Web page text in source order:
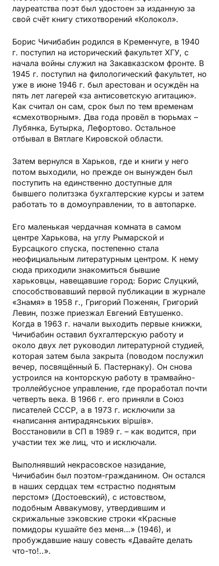
лауреатства поэт был удостоен за изданную за
свой счёт книгу стихотворений «Колокол».
Борис Чичибабин родился в Кременчуге, в 1940
г. поступил на исторический факультет ХГУ, с
начала войны служил на Закавказском фронте. В
1945 г. поступил на филологический факультет, но
уже в июне 1946 г. был арестован и осуждён на
пять лет лагерей «за антисоветскую агитацию».
Как считал он сам, срок был по тем временам
«смехотворным». Два года провёл в тюрьмах –
Лубянка, Бутырка, Лефортово. Остальное
отбывал в Вятлаге Кировской области.
Затем вернулся в Харьков, где и книги у него
потом выходили, но прежде он вынужден был
поступить на единственно доступные для
бывшего политзэка бухгалтерские курсы и затем
работать то в домоуправлении, то в автопарке.
Его маленькая чердачная комната в самом
центре Харькова, на углу Рымарской и
Бурсацкого спуска, постепенно стала
неофициальным литературным центром. К нему
сюда приходили знакомиться бывшие
харьковцы, навещавшие город: Борис Слуцкий,
способствовавший первой публикации в журнале
«Знамя» в 1958 г., Григорий Поженян, Григорий
Левин, позже приезжал Евгений Евтушенко.
Когда в 1963 г. начали выходить первые книжки,
Чичибабин оставил бухгалтерскую работу и
около двух лет руководил литературной студией,
которая затем была закрыта (поводом послужил
вечер, посвящённый Б. Пастернаку). Он снова
устроился на конторскую работу в трамвайно-
троллейбусное управление, где проработал почти
четверть века. В 1966 г. его приняли в Союз
писателей СССР, а в 1973 г. исключили за
«написання антирадянських вiршiв».
Восстановили в СП в 1989 г. – как водится, при
участии тех же лиц, что и исключали.
Выполнявший некрасовское назидание,
Чичибабин был поэтом-гражданином. Он остался
в наших сердцах тем «страстно поднятым
перстом» (Достоевский), с истовством,
подобным Аввакумову, утвердившим и
скрижальные зэковские строки «Красные
помидоры кушайте без меня…» (1946), и
пробуждавшие нашу совесть «Давайте делать
что-то!..».